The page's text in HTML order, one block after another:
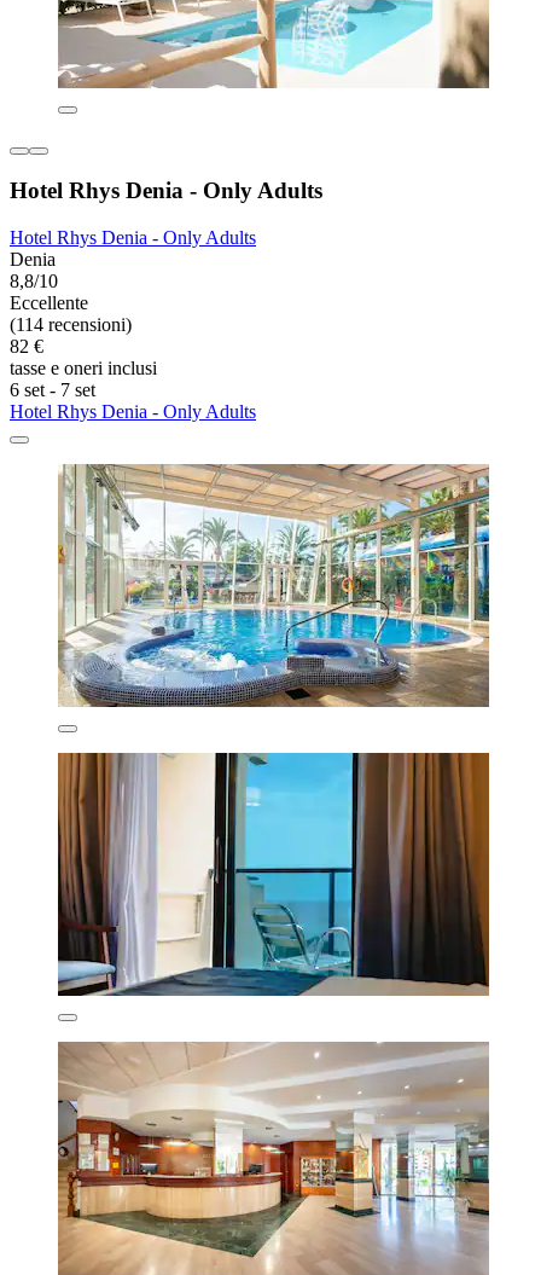
Hotel Rhys Denia - Only Adults
Hotel Rhys Denia - Only Adults
Denia
8,8/10
Eccellente
(114 recensioni)
82 €
tasse e oneri inclusi
6 set - 7 set
Hotel Rhys Denia - Only Adults